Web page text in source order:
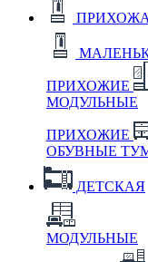
ПРИХОЖИЕ
МОДУЛЬНЫЕ
ПРИХОЖИЕ
ОБУВНЫЕ
ДЕТСКАЯ
МОДУЛЬНЫЕ